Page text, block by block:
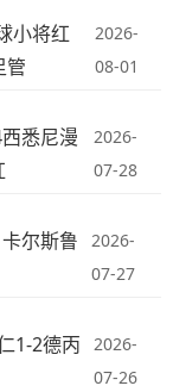
小将红
管
2026-
08-01
悉尼漫
2026-
07-28
尔斯鲁
2026-
07-27
1-2德丙
2026-
07-26